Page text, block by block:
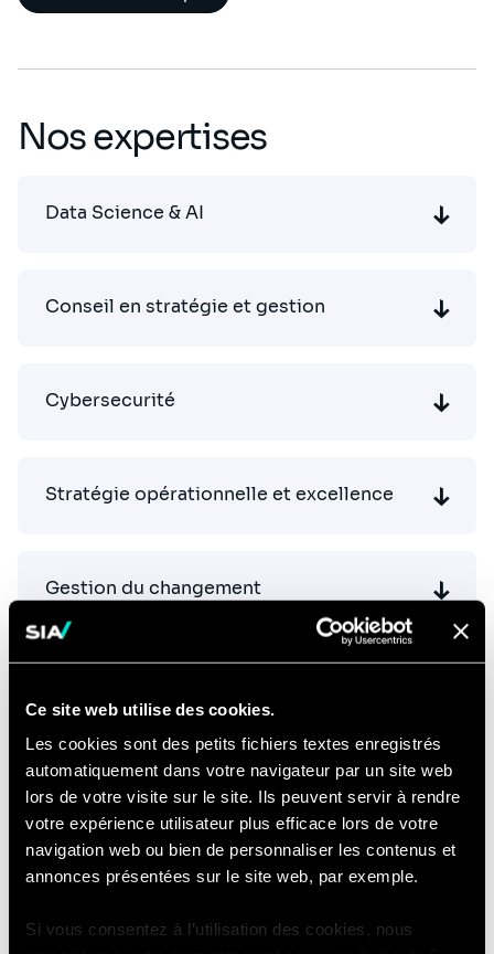
Ce site web utilise des cookies.
Les cookies sont des petits fichiers textes enregistrés
automatiquement dans votre navigateur par un site web
lors de votre visite sur le site. Ils peuvent servir à rendre
votre expérience utilisateur plus efficace lors de votre
navigation web ou bien de personnaliser les contenus et
annonces présentées sur le site web, par exemple.
Si vous consentez à l’utilisation des cookies, nous
Nos expertises
Data Science & AI
Conseil en stratégie et gestion
Cybersecurité
Stratégie opérationnelle et excellence
Gestion du changement
Découvrez notre équipe
Vincent Kasbi
Managing Partner | Hong Kong
Linkedin
Click
on
the
to
see